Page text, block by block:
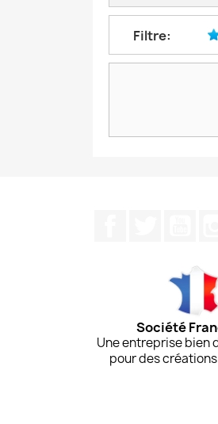
Filtre:
Société
Une entreprise bien
pour des